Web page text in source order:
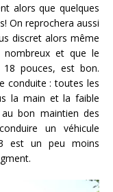
alors que quelques
On reprochera aussi
discret alors même
et que le
pouces, est bon.
conduite : toutes les
la main et la faible
bon maintien des
un véhicule
est un peu moins